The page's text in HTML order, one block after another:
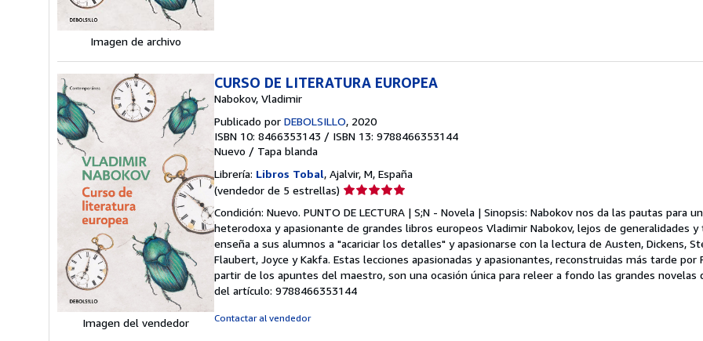
Imagen de archivo
Imagen del vendedor
CURSO DE LITERATURA EUROPEA
Nabokov, Vladimir
Publicado por DEBOLSILLO, 2020
ISBN 10: 8466353143 / ISBN 13: 9788466353144
Nuevo / Tapa blanda
Librería: Libros Tobal, Ajalvir, M, España
(vendedor de 5 estrellas) Calificación
vendedor:
5
de
5
estrellas
Condición: Nuevo. PUNTO DE LECTURA | S;N - Novela | Sinopsis: Nabokov nos da las pautas para
heterodoxa y apasionante de grandes libros europeos Vladimir Nabokov, lejos de generalidades y
enseña a sus alumnos a "acariciar los detalles" y apasionarse con la lectura de Austen, Dickens,
Flaubert, Joyce y Kakfa. Estas lecciones apasionadas y apasionantes, reconstruidas más tarde por
partir de los apuntes del maestro, son una ocasión única para releer a fondo las grandes novelas
del artículo: 9788466353144
Contactar al vendedor